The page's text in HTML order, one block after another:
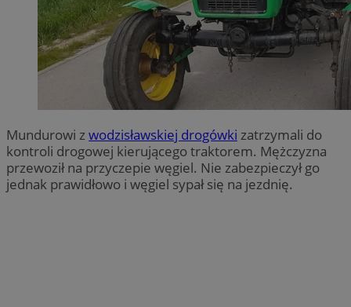
Mundurowi zwodzisławskiej drogówki zatrzymali do
kontroli drogowej kierującego traktorem. Mężczyzna
przewoził na przyczepie węgiel. Nie zabezpieczył go
jednak prawidłowo i węgiel sypał się na jezdnię.